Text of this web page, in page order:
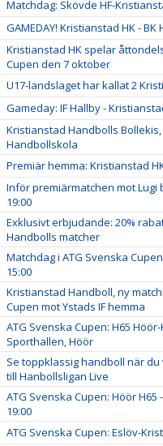
Matchdag: Skövde HF-
GAMEDAY! Kristianstad HK -
Kristianstad HK spelar
Cupen den 7 oktober
U17-landslaget har kallat 2
Gameday: IF Hallby -
Kristianstad Handbolls
Handbollskola
Premiär hemma: Kristianstad
Inför premiärmatchen mot
19:00
Exklusivt erbjudande: 20%
Handbolls matcher
Matchdag i ATG Svenska
15:00
Kristianstad Handboll, ny
Cupen mot Ystads IF hemma
ATG Svenska Cupen: H65
Sporthallen, Höör
Se toppklassig handboll när
till Hanbollsligan Live
ATG Svenska Cupen: Höör H65
19:00
ATG Svenska Cupen: Eslöv-